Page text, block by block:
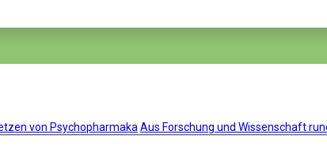
von Psychopharmaka Aus Forschung und Wissenschaft